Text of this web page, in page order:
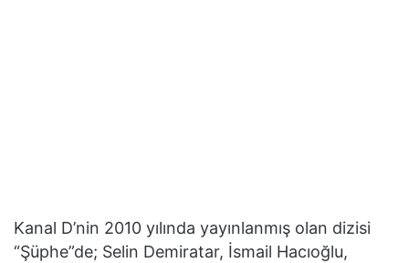
Kanal D’nin 2010 yılında yayınlanmış olan dizisi
“Şüphe”de; Selin Demiratar, İsmail Hacıoğlu,